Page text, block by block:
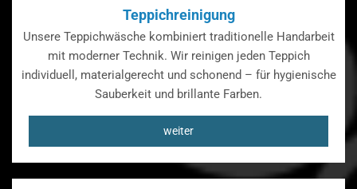
Teppichreinigung
Unsere Teppichwäsche kombiniert traditionelle Handarbeit
mit moderner Technik. Wir reinigen jeden Teppich
individuell, materialgerecht und schonend – für hygienische
Sauberkeit und brillante Farben.
weiter